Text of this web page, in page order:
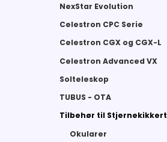
NexStar Evolution
Celestron CPC Serie
Celestron CGX og CGX-L
Celestron Advanced VX
Solteleskop
TUBUS - OTA
Tilbehør til Stjernekikkert
Okularer